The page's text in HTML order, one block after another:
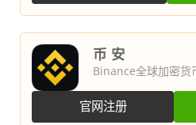
币 安
Binance全球加密货
官网注册